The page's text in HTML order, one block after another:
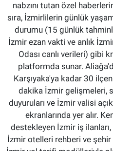
nabzını tutan özel
sıra, İzmirlilerin günlük
durumu (15 günlük
İzmir ezan vakti ve anlık
Odası canlı verileri) gibi
platformda sunar.
Karşıyaka'ya kadar 30
dakika İzmir gelişmeleri,
duyuruları ve İzmir valisi
ekranlarında yer alır.
destekleyen İzmir iş
İzmir otelleri rehberi ve